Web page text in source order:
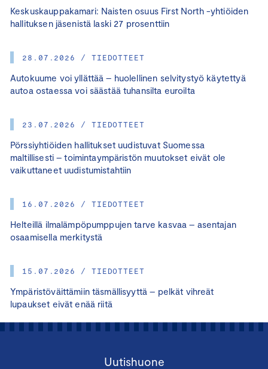
Keskuskauppakamari: Naisten osuus First North -yhtiöiden
hallituksen jäsenistä laski 27 prosenttiin
28.07.2026 / TIEDOTTEET
Autokuume voi yllättää – huolellinen selvitystyö käytettyä
autoa ostaessa voi säästää tuhansilta euroilta
23.07.2026 / TIEDOTTEET
Pörssiyhtiöiden hallitukset uudistuvat Suomessa
maltillisesti – toimintaympäristön muutokset eivät ole
vaikuttaneet uudistumistahtiin
16.07.2026 / TIEDOTTEET
Helteillä ilmalämpöpumppujen tarve kasvaa – asentajan
osaamisella merkitystä
15.07.2026 / TIEDOTTEET
Ympäristöväittämiin täsmällisyyttä – pelkät vihreät
lupaukset eivät enää riitä
Uutishuone